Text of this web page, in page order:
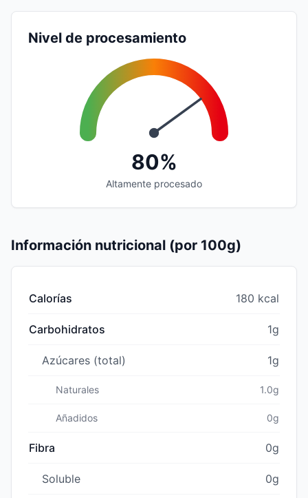
Nivel de procesamiento
80%
Altamente procesado
Información nutricional (por 100g)
Calorías 180 kcal
Carbohidratos 1g
Azúcares (total) 1g
Naturales 1.0g
Añadidos 0g
Fibra 0g
Soluble 0g